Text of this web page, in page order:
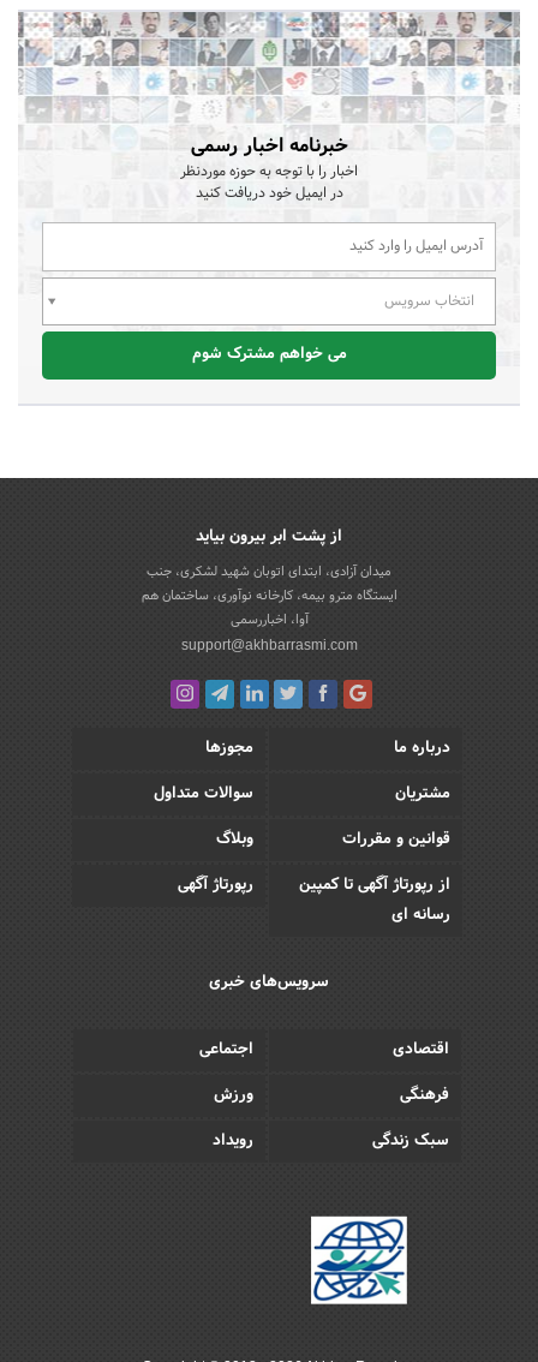
خبرنامه اخبار رسمی
اخبار را با توجه به حوزه موردنظر
در ایمیل خود دریافت کنید
انتخاب سرویس
می خواهم مشترک شوم
از پشت ابر بیرون بیاید
میدان آزادی، ابتدای اتوبان شهید لشکری، جنب
ایستگاه مترو بیمه، کارخانه نوآوری، ساختمان هم
آوا، اخباررسمی
support@akhbarrasmi.com
درباره ما
مجوزها
مشتریان
سوالات متداول
قوانین و مقررات
وبلاگ
از رپورتاژ آگهی تا کمپین
رسانه ای
رپورتاژ آگهی
سرویس‌های خبری
اقتصادی
اجتماعی
فرهنگی
ورزش
سبک زندگی
رویداد